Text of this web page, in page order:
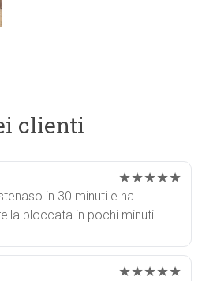
clienti
★★★★★
in 30 minuti e ha
bloccata in pochi minuti.
★★★★★